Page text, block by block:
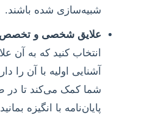
شبیه‌سازی شده باشند.
علایق شخصی و
انتخاب کنید که به آن
آشنایی اولیه با آن را
شما کمک می‌کند تا
پایان‌نامه با انگیزه